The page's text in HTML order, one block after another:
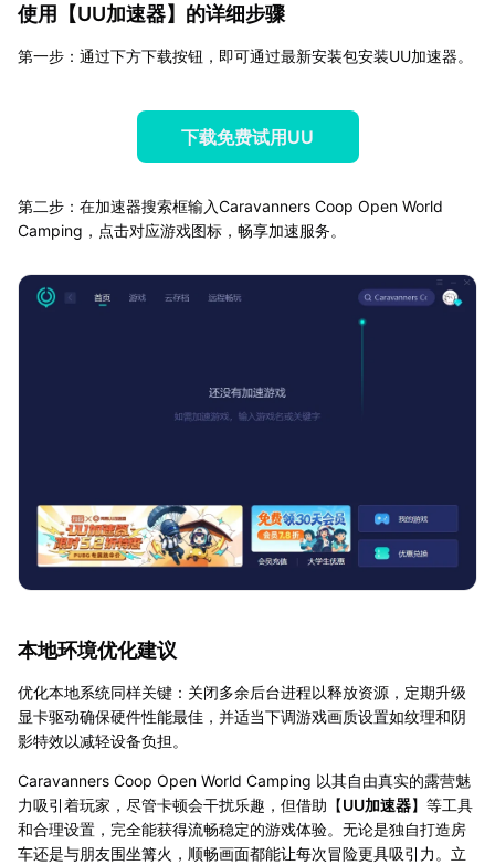
使用【UU加速器】的详细步骤
第一步：通过下方下载按钮，即可通过最新安装包安装UU加速器。
下载免费试用UU
第二步：在加速器搜索框输入Caravanners Coop Open World
Camping，点击对应游戏图标，畅享加速服务。
本地环境优化建议
优化本地系统同样关键：关闭多余后台进程以释放资源，定期升级
显卡驱动确保硬件性能最佳，并适当下调游戏画质设置如纹理和阴
影特效以减轻设备负担。
Caravanners Coop Open World Camping 以其自由真实的露营魅
力吸引着玩家，尽管卡顿会干扰乐趣，但借助【UU加速器】等工具
和合理设置，完全能获得流畅稳定的游戏体验。无论是独自打造房
车还是与朋友围坐篝火，顺畅画面都能让每次冒险更具吸引力。立